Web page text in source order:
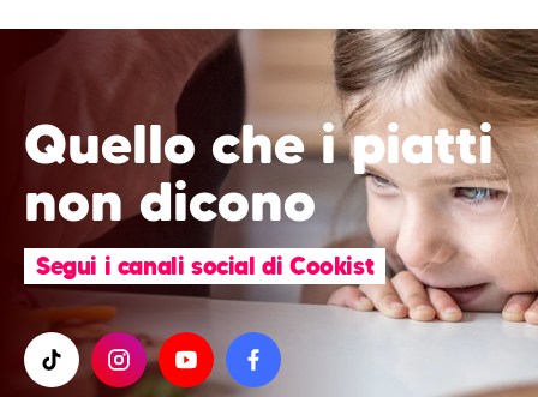
Quello che i piatti
non dicono
Segui i canali social di Cookist